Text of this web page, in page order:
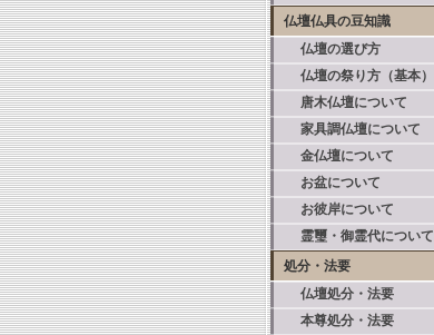
仏壇仏具の豆知識
仏壇の選び方
仏壇の祭り方（基本）
唐木仏壇について
家具調仏壇について
金仏壇について
お盆について
お彼岸について
霊璽・御霊代について
処分・法要
仏壇処分・法要
本尊処分・法要